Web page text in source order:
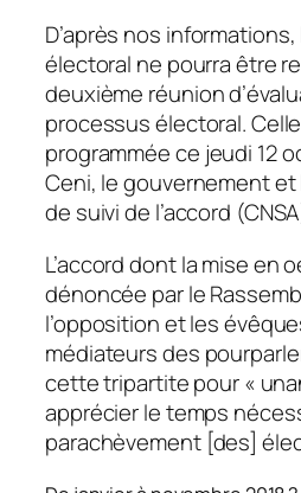
D’après nos
électoral ne pourra être
deuxième réunion
processus électoral.
programmée ce jeudi 12
Ceni, le gouvernement
de suivi de l’accord
L’accord dont la mise en
dénoncée par le
l’opposition et les
médiateurs des
cette tripartite pour «
apprécier le temps
parachèvement [des]